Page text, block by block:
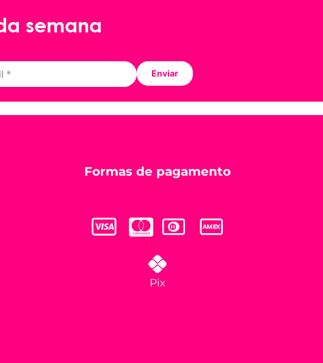
semana
Enviar
Formas de pagamento